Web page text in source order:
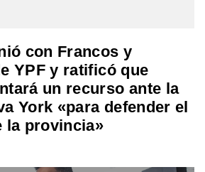
con Francos y
YPF y ratificó que
un recurso ante la
York «para defender el
la provincia»